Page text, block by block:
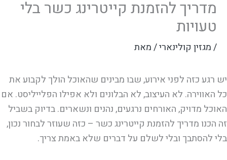
מדריך להזמנת קייטרינג כשר בלי
טעויות
/מגזין קולינארי/ מאת
יש רגע כזה לפני אירוע, שבו מבינים שהאוכל הולך לקבוע את
כל האווירה. לא העיצוב, לא הבלונים ולא אפילו הפלייליסט. אם
האוכל מדויק, האורחים נרגעים, נהנים ונשארים. בדיוק בשביל
זה הכנו מדריך להזמנת קייטרינג כשר – כזה שעוזר לבחור נכון,
בלי להסתבך ובלי לשלם על דברים שלא באמת צריך.